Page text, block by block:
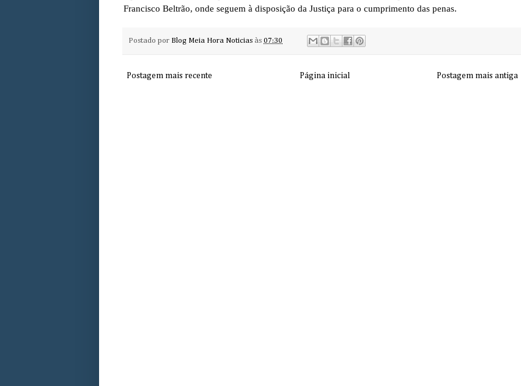
Francisco Beltrão, onde seguem à disposição da Justiça para o cumprimento das penas.
Postado por Blog Meia Hora Noticias às 07:30
Postagem mais recente Postagem mais antiga
Página inicial